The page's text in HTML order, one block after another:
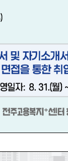
지원단 전주고
근무일정 안내